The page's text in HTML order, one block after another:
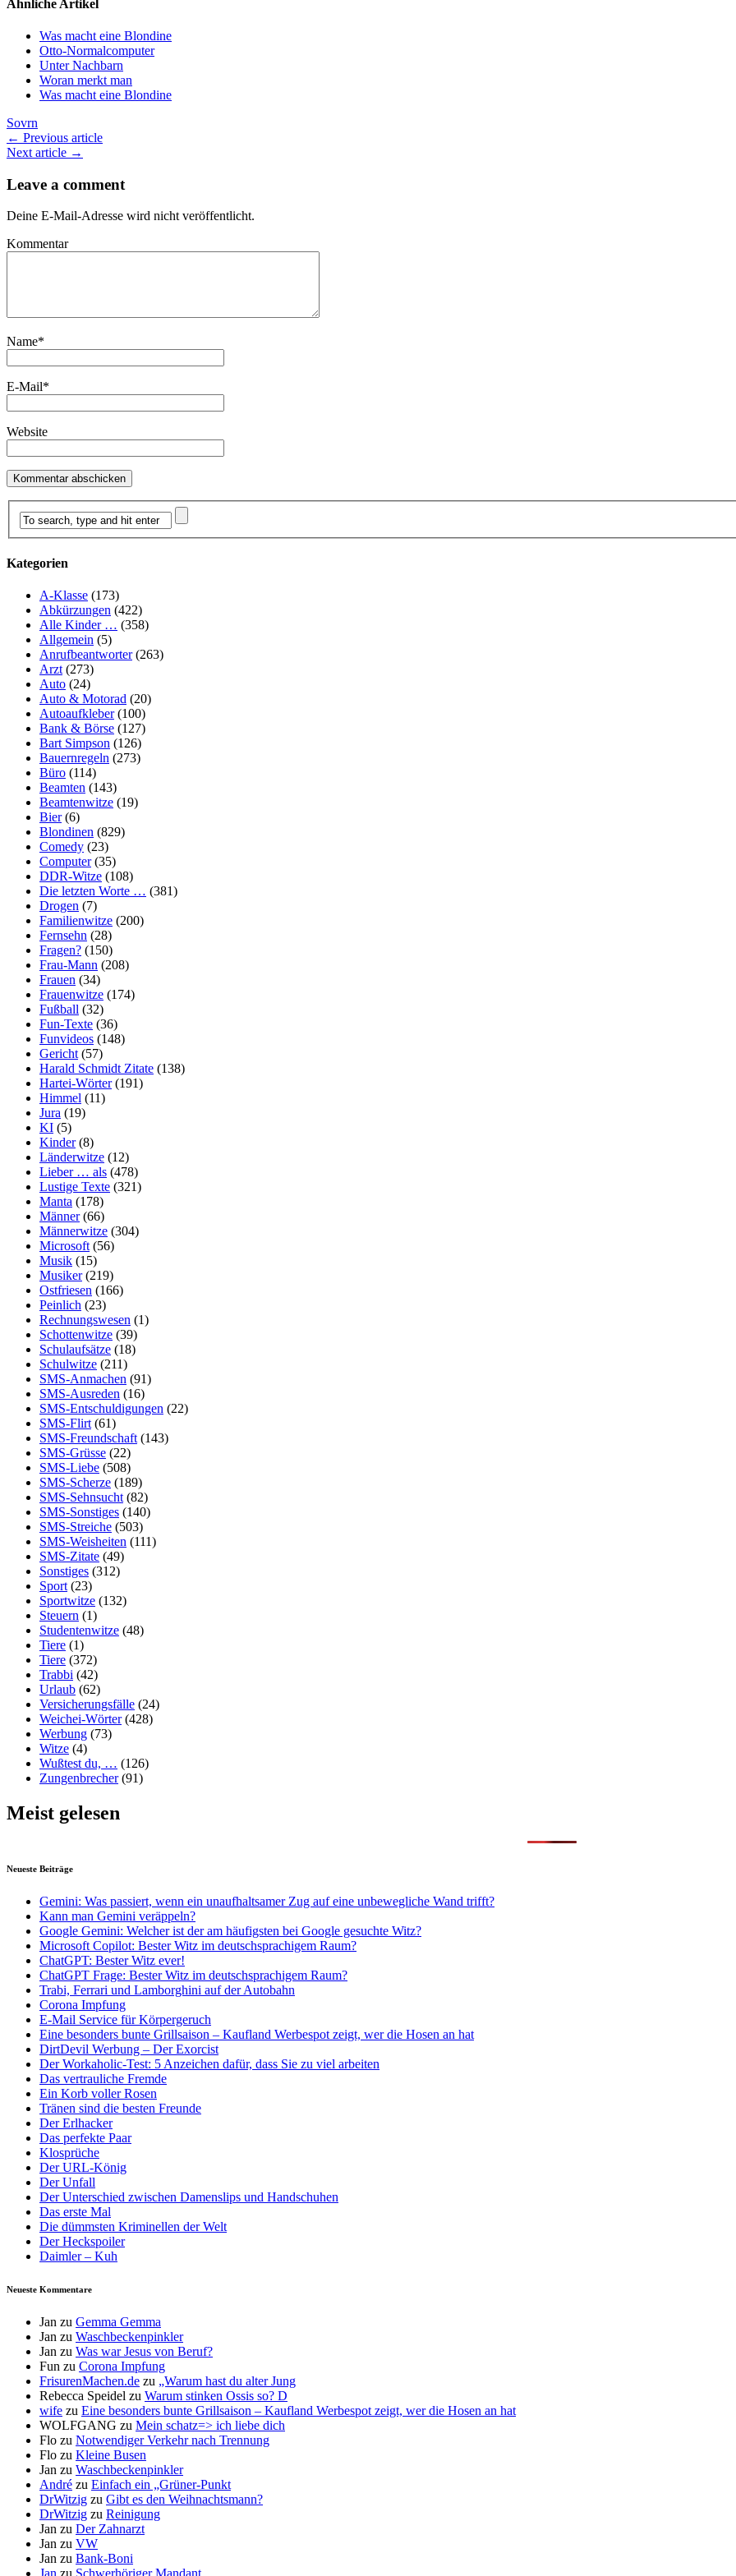
Ähnliche Artikel
Was macht eine Blondine
Otto-Normalcomputer
Unter Nachbarn
Woran merkt man
Was macht eine Blondine
Sovrn
← Previous article
Next article →
Leave a comment
Deine E-Mail-Adresse wird nicht veröffentlicht.
Kommentar
Name*
E-Mail*
Website
Kategorien
A-Klasse (173)
Abkürzungen (422)
Alle Kinder … (358)
Allgemein (5)
Anrufbeantworter(263)
Arzt(273)
Auto (24)
Auto & Motorad (20)
Autoaufkleber(100)
Bank & Börse (127)
Bart Simpson (126)
Bauernregeln (273)
Büro (114)
Beamten (143)
Beamtenwitze (19)
Bier(6)
Blondinen (829)
Comedy (23)
Computer(35)
DDR-Witze (108)
Die letzten Worte … (381)
Drogen (7)
Familienwitze (200)
Fernsehn (28)
Fragen? (150)
Frau-Mann (208)
Frauen (34)
Frauenwitze (174)
Fußball (32)
Fun-Texte (36)
Funvideos (148)
Gericht(57)
Harald Schmidt Zitate (138)
Hartei-Wörter(191)
Himmel (11)
Jura (19)
KI (5)
Kinder(8)
Länderwitze (12)
Lieber … als (478)
Lustige Texte (321)
Manta (178)
Männer(66)
Männerwitze (304)
Microsoft(56)
Musik (15)
Musiker(219)
Ostfriesen (166)
Peinlich (23)
Rechnungswesen (1)
Schottenwitze (39)
Schulaufsätze (18)
Schulwitze (211)
SMS-Anmachen (91)
SMS-Ausreden (16)
SMS-Entschuldigungen (22)
SMS-Flirt(61)
SMS-Freundschaft(143)
SMS-Grüsse (22)
SMS-Liebe (508)
SMS-Scherze (189)
SMS-Sehnsucht(82)
SMS-Sonstiges (140)
SMS-Streiche (503)
SMS-Weisheiten (111)
SMS-Zitate (49)
Sonstiges (312)
Sport(23)
Sportwitze (132)
Steuern (1)
Studentenwitze (48)
Tiere (1)
Tiere (372)
Trabbi (42)
Urlaub (62)
Versicherungsfälle (24)
Weichei-Wörter(428)
Werbung (73)
Witze (4)
Wußtest du, … (126)
Zungenbrecher(91)
Meist gelesen
Neueste Beiträge
Gemini: Was passiert, wenn ein unaufhaltsamer Zug auf eine unbewegliche Wand trifft?
Kann man Gemini veräppeln?
Google Gemini: Welcher ist der am häufigsten bei Google gesuchte Witz?
Microsoft Copilot: Bester Witz im deutschsprachigem Raum?
ChatGPT: Bester Witz ever!
ChatGPT Frage: Bester Witz im deutschsprachigem Raum?
Trabi, Ferrari und Lamborghini auf der Autobahn
Corona Impfung
E-Mail Service für Körpergeruch
Eine besonders bunte Grillsaison – Kaufland Werbespot zeigt, wer die Hosen an hat
DirtDevil Werbung – Der Exorcist
Der Workaholic-Test: 5 Anzeichen dafür, dass Sie zu viel arbeiten
Das vertrauliche Fremde
Ein Korb voller Rosen
Tränen sind die besten Freunde
Der Erlhacker
Das perfekte Paar
Klosprüche
Der URL-König
Der Unfall
Der Unterschied zwischen Damenslips und Handschuhen
Das erste Mal
Die dümmsten Kriminellen der Welt
Der Heckspoiler
Daimler – Kuh
Neueste Kommentare
Jan zu Gemma Gemma
Jan zu Waschbeckenpinkler
Jan zu Was war Jesus von Beruf?
Fun zu Corona Impfung
FrisurenMachen.de zu „Warum hast du alter Jung
Rebecca Speidel zu Warum stinken Ossis so? D
wife zu Eine besonders bunte Grillsaison – Kaufland Werbespot zeigt, wer die Hosen an hat
WOLFGANG zu Mein schatz=> ich liebe dich
Flo zu Notwendiger Verkehr nach Trennung
Flo zu Kleine Busen
Jan zu Waschbeckenpinkler
André zu Einfach ein „Grüner-Punkt
DrWitzig zu Gibt es den Weihnachtsmann?
DrWitzig zu Reinigung
Jan zu Der Zahnarzt
Jan zu VW
Jan zu Bank-Boni